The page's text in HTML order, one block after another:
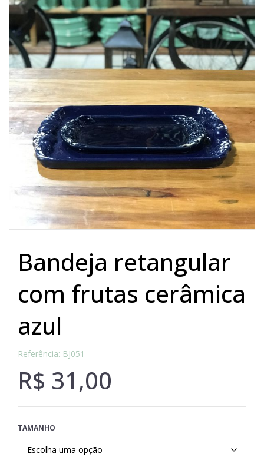
Lost Password
Cadastrar Conta
bandeja retangular
com frutas cerâmica
azul
Referência: BJ051
R$ 31,00
TAMANHO